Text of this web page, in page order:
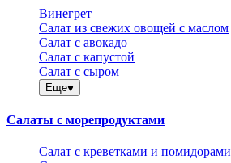
Винегрет
Салат из свежих овощей с маслом
Салат с авокадо
Салат с капустой
Салат с сыром
Еще
Салаты с морепродуктами
Салат с креветками и помидорами